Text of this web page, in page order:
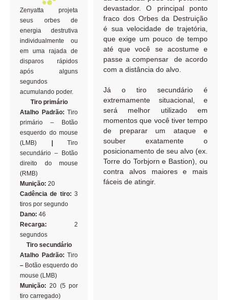
Zenyatta projeta
seus orbes de
energia destrutiva
individualmente ou
em uma rajada de
disparos rápidos
após alguns
segundos
acumulando poder.
Tiro primário
Atalho Padrão: Tiro
primário – Botão
esquerdo do mouse
(LMB) | Tiro
secundário – Botão
direito do mouse
(RMB)
Munição: 20
Cadência de tiro: 3
tiros por segundo
Dano: 46
Recarga: 2
segundos
Tiro secundário
Atalho Padrão: Tiro
– Botão esquerdo do
mouse (LMB)
Munição: 20 (5 por
tiro carregado)
devastador. O principal ponto
fraco dos Orbes da Destruição
é sua velocidade de trajetória,
que exige um pouco de tempo
até que você se acostume e
passe a compensar de acordo
com a distância do alvo.
Já o tiro secundário é
extremamente situacional, e
será melhor utilizado em
momentos que você tiver tempo
de preparar um ataque e
souber exatamente o
posicionamento de seu alvo (ex.
Torre do Torbjorn e Bastion), ou
contra alvos maiores e mais
fáceis de atingir.